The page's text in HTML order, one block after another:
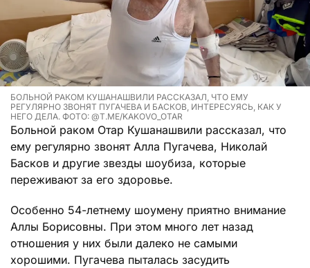
БОЛЬНОЙ РАКОМ КУШАНАШВИЛИ РАССКАЗАЛ, ЧТО ЕМУ
РЕГУЛЯРНО ЗВОНЯТ ПУГАЧЕВА И БАСКОВ, ИНТЕРЕСУЯСЬ, КАК У
НЕГО ДЕЛА. ФОТО: @T.ME/KAKOVO_OTAR
Больной раком Отар Кушанашвили рассказал, что
ему регулярно звонят Алла Пугачева, Николай
Басков и другие звезды шоубиза, которые
переживают за его здоровье.
Особенно 54-летнему шоумену приятно внимание
Аллы Борисовны. При этом много лет назад
отношения у них были далеко не самыми
хорошими. Пугачева пыталась засудить